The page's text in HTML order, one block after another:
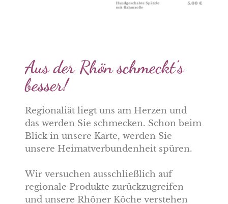
Aus der Rhön schmeckt’s
besser!
Regionaliät liegt uns am Herzen und
das werden Sie schmecken. Schon beim
Blick in unsere Karte, werden Sie
unsere Heimatverbundenheit spüren.
Wir versuchen ausschließlich auf
regionale Produkte zurückzugreifen
und unsere Rhöner Köche verstehen